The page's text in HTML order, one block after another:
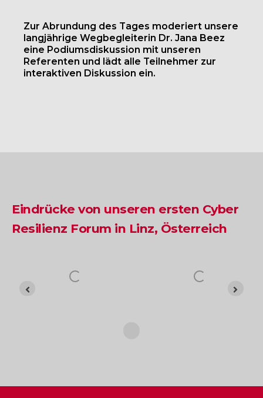
Zur Abrundung des Tages moderiert unsere
langjährige Wegbegleiterin Dr. Jana Beez
eine Podiumsdiskussion mit unseren
Referenten und lädt alle Teilnehmer zur
interaktiven Diskussion ein.
Eindrücke von unseren ersten Cyber
Resilienz Forum in Linz, Österreich